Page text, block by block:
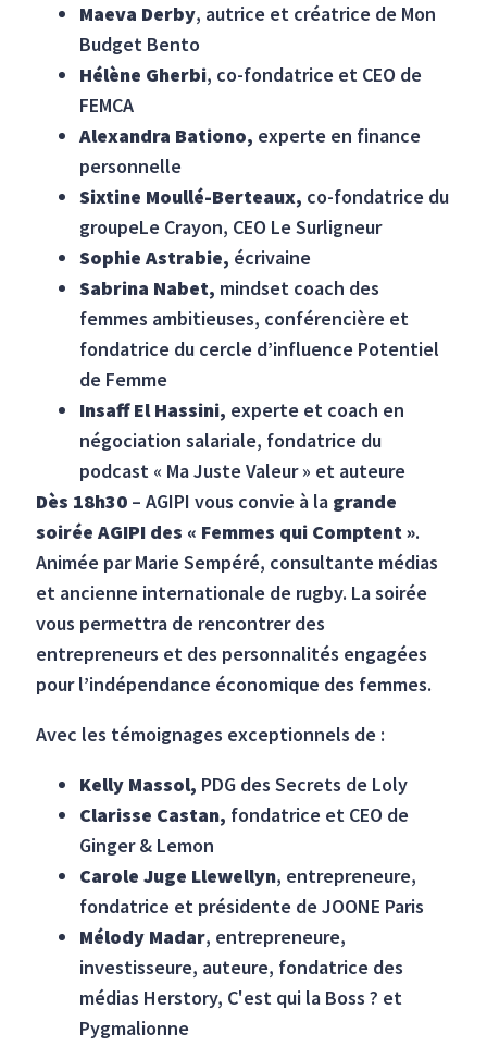
Maeva Derby, autrice et créatrice de Mon
Budget Bento
Hélène Gherbi, co-fondatrice et CEO de
FEMCA
Alexandra Bationo, experte en finance
personnelle
Sixtine Moullé-Berteaux, co-fondatrice du
groupeLe Crayon, CEO Le Surligneur
Sophie Astrabie, écrivaine
Sabrina Nabet, mindset coach des
femmes ambitieuses, conférencière et
fondatrice du cercle d’influence Potentiel
de Femme
Insaff El Hassini, experte et coach en
négociation salariale, fondatrice du
podcast « Ma Juste Valeur » et auteure
Dès 18h30 – AGIPI vous convie à la grande
soirée AGIPI des « Femmes qui Comptent ».
Animée par Marie Sempéré, consultante médias
et ancienne internationale de rugby. La soirée
vous permettra de rencontrer des
entrepreneurs et des personnalités engagées
pour l’indépendance économique des femmes.
Avec les témoignages exceptionnels de :
Kelly Massol, PDG des Secrets de Loly
Clarisse Castan, fondatrice et CEO de
Ginger & Lemon
Carole Juge Llewellyn, entrepreneure,
fondatrice et présidente de JOONE Paris
Mélody Madar, entrepreneure,
investisseure, auteure, fondatrice des
médias Herstory, C'est qui la Boss ? et
Pygmalionne